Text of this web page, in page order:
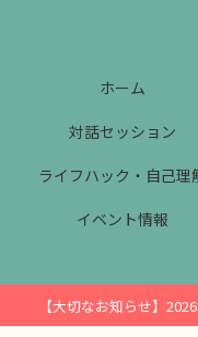
ホーム
対話セッション
ライフハック・自己理
イベント情報
【大切なお知らせ】